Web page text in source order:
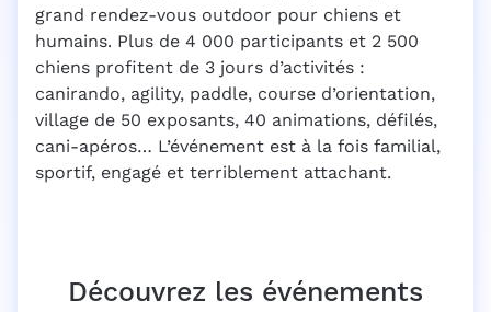
grand rendez-vous outdoor pour chiens et
humains. Plus de 4 000 participants et 2 500
chiens profitent de 3 jours d’activités :
canirando, agility, paddle, course d’orientation,
village de 50 exposants, 40 animations, défilés,
cani-apéros… L’événement est à la fois familial,
sportif, engagé et terriblement attachant.
Découvrez les événements